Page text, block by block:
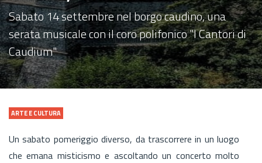
Sabato 14 settembre nel borgo caudino, una
serata musicale con il coro polifonico "I Cantori di
Caudium"
ARTE E CULTURA
Un sabato pomeriggio diverso, da trascorrere in un luogo
che emana misticismo e ascoltando un concerto molto